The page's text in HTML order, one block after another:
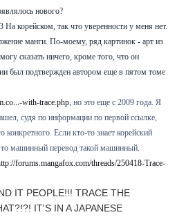
нового?
На корейском, так что уверенности у меня нет.
манги. По-моему, ряд картинок - арт из
сказать ничего, кроме того, что он
был подтвержден автором еще в пятом томе
with-trace.php, но это еще с 2009 года. Я
судя по информации по первой ссылке,
конкретного. Если кто-то знает корейский
машинный перевод такой машинный.
forums.mangafox.com/threads/250418-Trace-
IT PEOPLE!!! TRACE THE
IT'S IN A JAPANESE